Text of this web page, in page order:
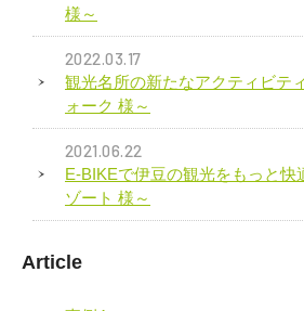
様～
2022.03.17
観光名所の新たなアクティビテ
ォーク 様～
2021.06.22
E-BIKEで伊豆の観光をもっと快
ゾート 様～
Article